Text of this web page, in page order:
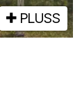
PLUSS